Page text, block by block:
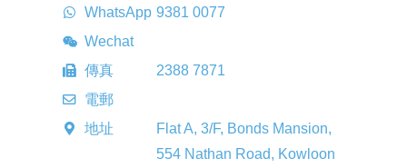
WhatsApp 9381 0077
Wechat
傳真
2388 7871
電郵
地址
Flat A, 3/F, Bonds Mansion,
554 Nathan Road, Kowloon